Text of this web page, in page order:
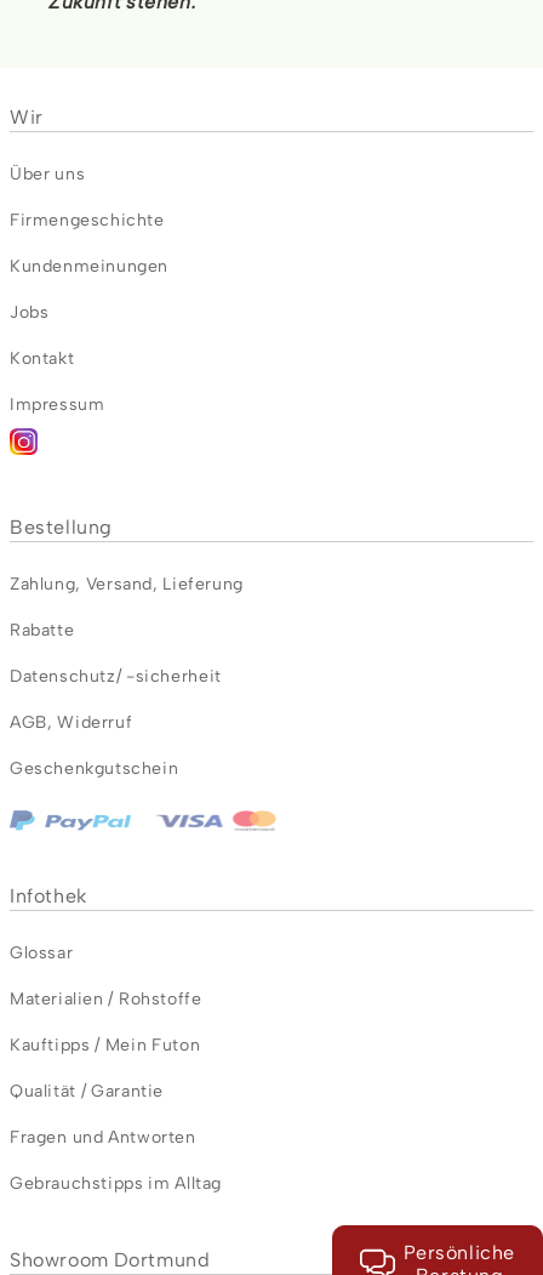
Persönliche
Wir
Über uns
Firmengeschichte
Kundenmeinungen
Jobs
Kontakt
Impressum
Bestellung
Zahlung, Versand, Lieferung
Rabatte
Datenschutz/ -sicherheit
AGB,Widerruf
Geschenkgutschein
Infothek
Glossar
Materialien / Rohstoffe
Kauftipps / Mein Futon
Qualität / Garantie
Fragen und Antworten
Gebrauchstipps im Alltag
Showroom Dortmund